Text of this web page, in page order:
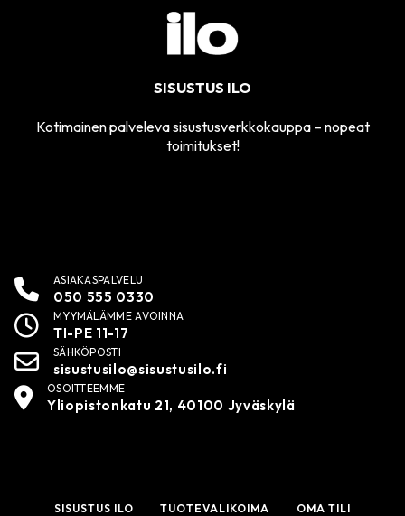
SISUSTUS ILO
Kotimainen palveleva sisustusverkkokauppa – nopeat
toimitukset!
ASIAKASPALVELU
050 555 0330
MYYMÄLÄMME AVOINNA
TI-PE 11-17
SÄHKÖPOSTI
sisustusilo@sisustusilo.fi
OSOITTEEMME
Yliopistonkatu 21, 40100 Jyväskylä
SISUSTUS ILO TUOTEVALIKOIMA OMA TILI